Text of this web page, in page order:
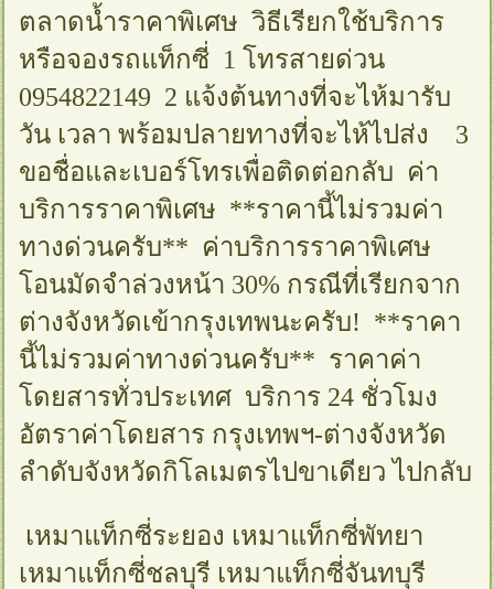
ตลาดน้ำราคาพิเศษ วิธีเรียกใช้บริการ
หรือจองรถแท็กซี่ 1 โทรสายด่วน
0954822149 2 แจ้งต้นทางที่จะไห้มารับ
วัน เวลา พร้อมปลายทางที่จะไห้ไปส่ง 3
ขอชื่อและเบอร์โทรเพื่อติดต่อกลับ ค่า
บริการราคาพิเศษ **ราคานี้ไม่รวมค่า
ทางด่วนครับ** ค่าบริการราคาพิเศษ
โอนมัดจำล่วงหน้า 30% กรณีที่เรียกจาก
ต่างจังหวัดเข้ากรุงเทพนะครับ! **ราคา
นี้ไม่รวมค่าทางด่วนครับ** ราคาค่า
โดยสารทั่วประเทศ บริการ 24 ชั่วโมง
อัตราค่าโดยสาร กรุงเทพฯ-ต่างจังหวัด
ลำดับจังหวัดกิโลเมตรไปขาเดียว ไปกลับ
เหมาแท็กซี่ระยอง เหมาแท็กซี่พัทยา
เหมาแท็กซี่ชลบุรี เหมาแท็กซี่จันทบุรี